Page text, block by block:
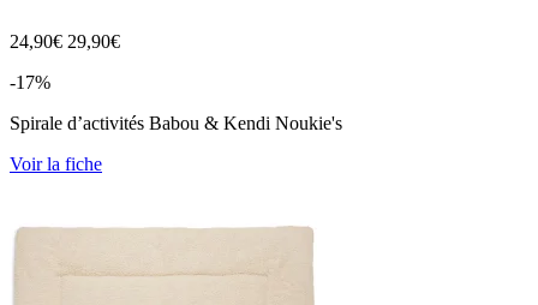
24,90€ 29,90€
-17%
Spirale d’activités Babou & Kendi Noukie's
Voir la fiche